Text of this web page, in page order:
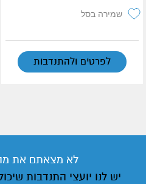
שמירה בסל
לפרטים ולהתנדבות
לא מצאתם את
יש לנו יועצי התנדבות